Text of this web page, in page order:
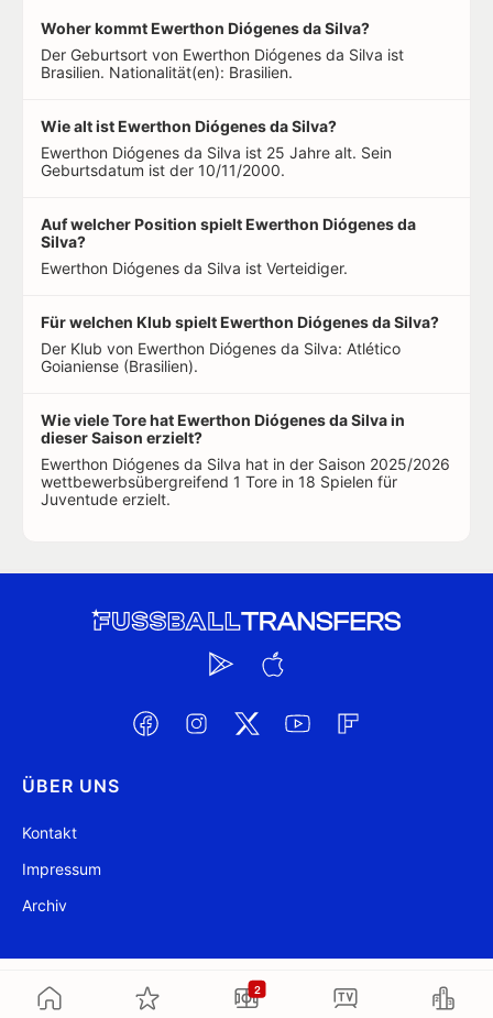
2
Woher kommt Ewerthon Diógenes da Silva?
Der Geburtsort von Ewerthon Diógenes da Silva ist
Brasilien. Nationalität(en): Brasilien.
Wie alt ist Ewerthon Diógenes da Silva?
Ewerthon Diógenes da Silva ist 25 Jahre alt. Sein
Geburtsdatum ist der 10/11/2000.
Auf welcher Position spielt Ewerthon Diógenes da
Silva?
Ewerthon Diógenes da Silva ist Verteidiger.
Für welchen Klub spielt Ewerthon Diógenes da Silva?
Der Klub von Ewerthon Diógenes da Silva: Atlético
Goianiense (Brasilien).
Wie viele Tore hat Ewerthon Diógenes da Silva in
dieser Saison erzielt?
Ewerthon Diógenes da Silva hat in der Saison 2025/2026
wettbewerbsübergreifend 1 Tore in 18 Spielen für
Juventude erzielt.
ÜBER UNS
Kontakt
Impressum
Archiv
@ FussballTransfers.com 2009-2026